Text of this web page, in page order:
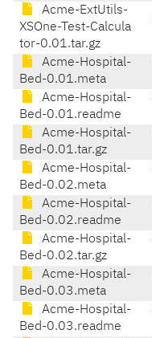
Acme-ExtUtils-
XSOne-Test-Calcula
tor-0.01.tar.gz
Acme-Hospital-
Bed-0.01.meta
Acme-Hospital-
Bed-0.01.readme
Acme-Hospital-
Bed-0.01.tar.gz
Acme-Hospital-
Bed-0.02.meta
Acme-Hospital-
Bed-0.02.readme
Acme-Hospital-
Bed-0.02.tar.gz
Acme-Hospital-
Bed-0.03.meta
Acme-Hospital-
Bed-0.03.readme